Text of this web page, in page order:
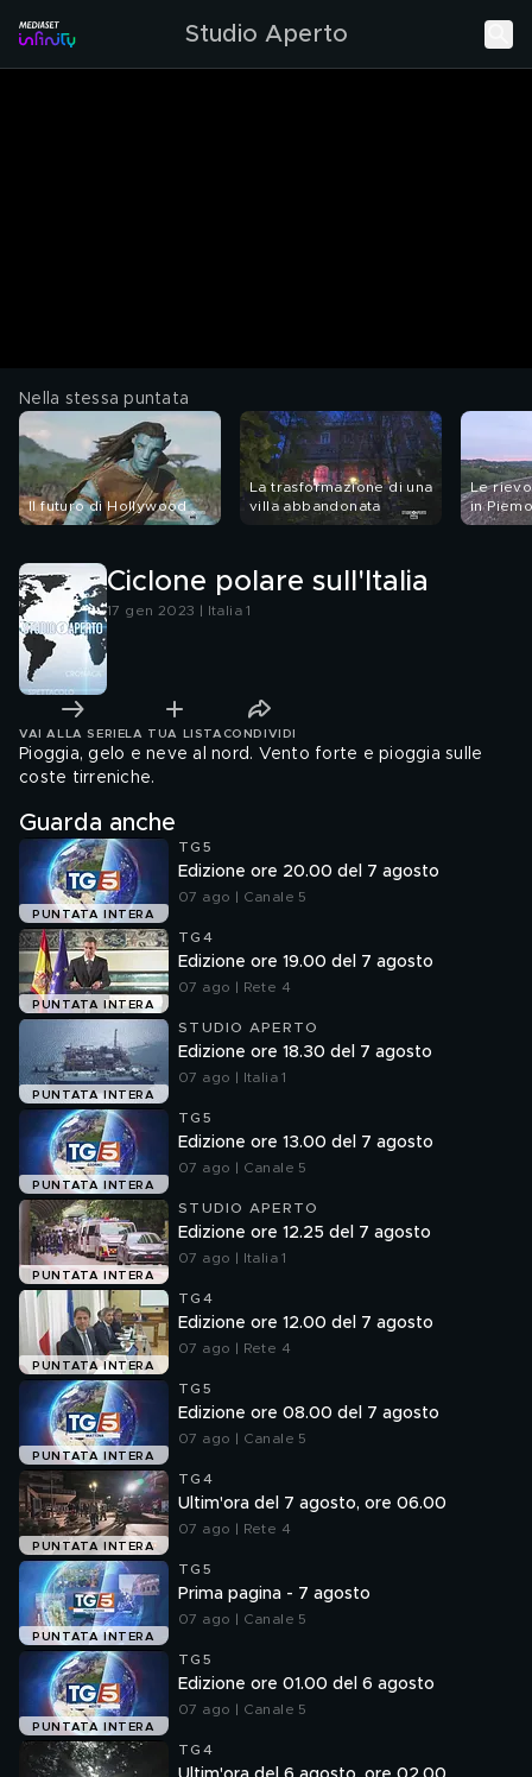
Studio Aperto
Nella stessa puntata
Il futuro di Hollywood
La trasformazione di una
villa abbandonata
Le
in
Ciclone polare sull'Italia
17 gen 2023 | Italia 1
VAI ALLA SERIE LA TUA LISTA CONDIVIDI
Pioggia, gelo e neve al nord. Vento forte e pioggia sulle
coste tirreniche.
Guarda anche
PUNTATA INTERA
TG5
Edizione ore 20.00 del 7 agosto
07 ago | Canale 5
PUNTATA INTERA
TG4
Edizione ore 19.00 del 7 agosto
07 ago | Rete 4
PUNTATA INTERA
STUDIO APERTO
Edizione ore 18.30 del 7 agosto
07 ago | Italia 1
PUNTATA INTERA
TG5
Edizione ore 13.00 del 7 agosto
07 ago | Canale 5
PUNTATA INTERA
STUDIO APERTO
Edizione ore 12.25 del 7 agosto
07 ago | Italia 1
PUNTATA INTERA
TG4
Edizione ore 12.00 del 7 agosto
07 ago | Rete 4
PUNTATA INTERA
TG5
Edizione ore 08.00 del 7 agosto
07 ago | Canale 5
PUNTATA INTERA
TG4
Ultim'ora del 7 agosto, ore 06.00
07 ago | Rete 4
PUNTATA INTERA
TG5
Prima pagina - 7 agosto
07 ago | Canale 5
PUNTATA INTERA
TG5
Edizione ore 01.00 del 6 agosto
07 ago | Canale 5
TG4